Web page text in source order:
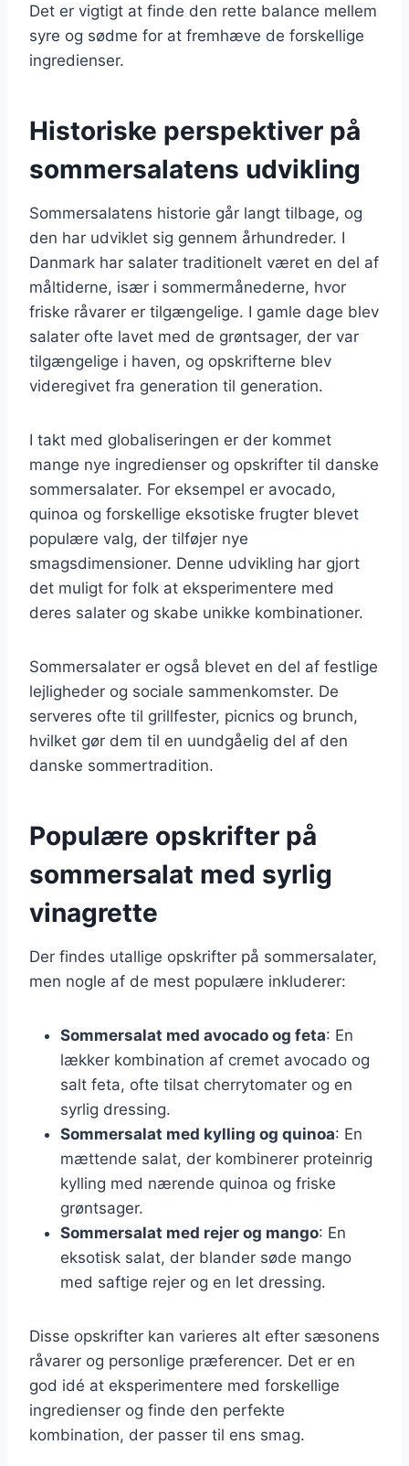
Det er vigtigt at finde den rette balance mellem
syre og sødme for at fremhæve de forskellige
ingredienser.
Historiske perspektiver på
sommersalatens udvikling
Sommersalatens historie går langt tilbage, og
den har udviklet sig gennem århundreder. I
Danmark har salater traditionelt været en del af
måltiderne, især i sommermånederne, hvor
friske råvarer er tilgængelige. I gamle dage blev
salater ofte lavet med de grøntsager, der var
tilgængelige i haven, og opskrifterne blev
videregivet fra generation til generation.
I takt med globaliseringen er der kommet
mange nye ingredienser og opskrifter til danske
sommersalater. For eksempel er avocado,
quinoa og forskellige eksotiske frugter blevet
populære valg, der tilføjer nye
smagsdimensioner. Denne udvikling har gjort
det muligt for folk at eksperimentere med
deres salater og skabe unikke kombinationer.
Sommersalater er også blevet en del af festlige
lejligheder og sociale sammenkomster. De
serveres ofte til grillfester, picnics og brunch,
hvilket gør dem til en uundgåelig del af den
danske sommertradition.
Populære opskrifter på
sommersalat med syrlig
vinagrette
Der findes utallige opskrifter på sommersalater,
men nogle af de mest populære inkluderer:
Sommersalat med avocado og feta: En
lækker kombination af cremet avocado og
salt feta, ofte tilsat cherrytomater og en
syrlig dressing.
Sommersalat med kylling og quinoa: En
mættende salat, der kombinerer proteinrig
kylling med nærende quinoa og friske
grøntsager.
Sommersalat med rejer og mango: En
eksotisk salat, der blander søde mango
med saftige rejer og en let dressing.
Disse opskrifter kan varieres alt efter sæsonens
råvarer og personlige præferencer. Det er en
god idé at eksperimentere med forskellige
ingredienser og finde den perfekte
kombination, der passer til ens smag.